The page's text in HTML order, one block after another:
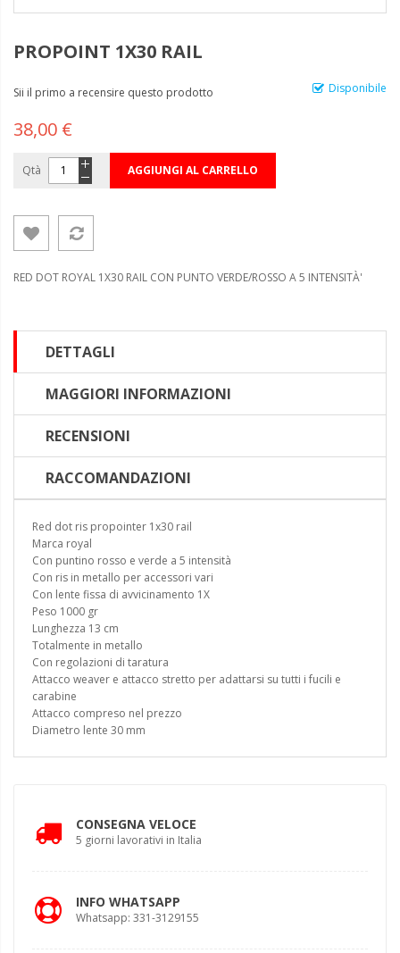
PROPOINT 1X30 RAIL
Disponibile
Sii il primo a recensire questo prodotto
38,00 €
Qtà AGGIUNGI AL CARRELLO
RED DOT ROYAL 1X30 RAIL CON PUNTO VERDE/ROSSO A 5 INTENSITÀ'
DETTAGLI
MAGGIORI INFORMAZIONI
RECENSIONI
RACCOMANDAZIONI
Red dot ris propointer 1x30 rail
Marca royal
Con puntino rosso e verde a 5 intensità
Con ris in metallo per accessori vari
Con lente fissa di avvicinamento 1X
Peso 1000 gr
Lunghezza 13 cm
Totalmente in metallo
Con regolazioni di taratura
Attacco weaver e attacco stretto per adattarsi su tutti i fucili e
carabine
Attacco compreso nel prezzo
Diametro lente 30 mm
CONSEGNA VELOCE
5 giorni lavorativi in Italia
INFO WHATSAPP
Whatsapp: 331-3129155